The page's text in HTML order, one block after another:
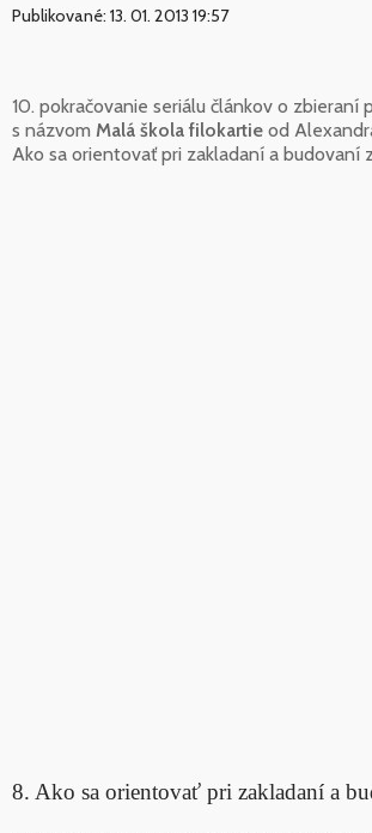
Publikované: 13. 01. 2013 19:57
10. pokračovanie seriálu článkov o zbieraní
s názvom Malá škola filokartie od
Ako sa orientovať pri zakladaní a budovaní
8. Ako sa orientovať pri zakladaní a